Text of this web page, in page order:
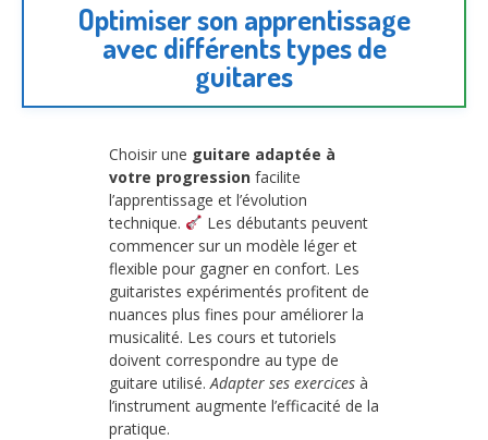
Optimiser son apprentissage
avec différents types de
guitares
Choisir une guitare adaptée à
votre progression facilite
l’apprentissage et l’évolution
technique.
Les débutants peuvent
commencer sur un modèle léger et
flexible pour gagner en confort. Les
guitaristes expérimentés profitent de
nuances plus fines pour améliorer la
musicalité. Les cours et tutoriels
doivent correspondre au type de
guitare utilisé.Adapter ses exercices à
l’instrument augmente l’efficacité de la
pratique.